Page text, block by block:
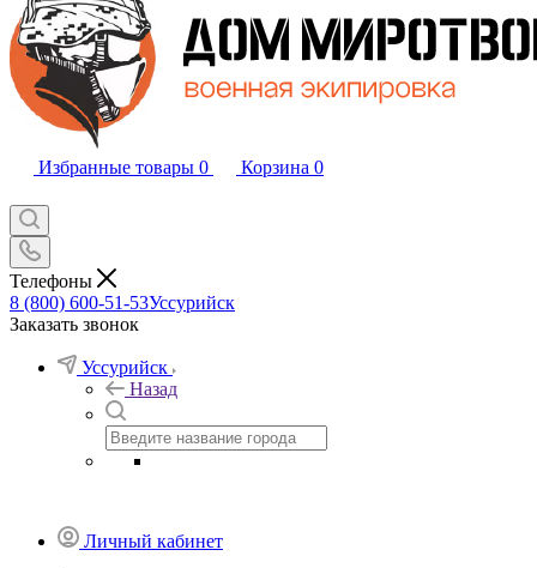
Избранные товары 0 Корзина 0
Телефоны
8 (800) 600-51-53Уссурийск
Заказать звонок
Уссурийск
Назад
Личный кабинет